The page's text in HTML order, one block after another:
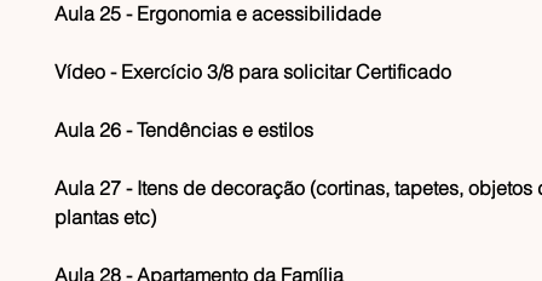
Aula 25 - Ergonomia e acessibilidade
Vídeo - Exercício 3/8 para solicitar Certificado
Aula 26 - Tendências e estilos
Aula 27 - Itens de decoração (cortinas, tapetes, objetos
plantas etc)
​​Aula 28 - Apartamento da Família